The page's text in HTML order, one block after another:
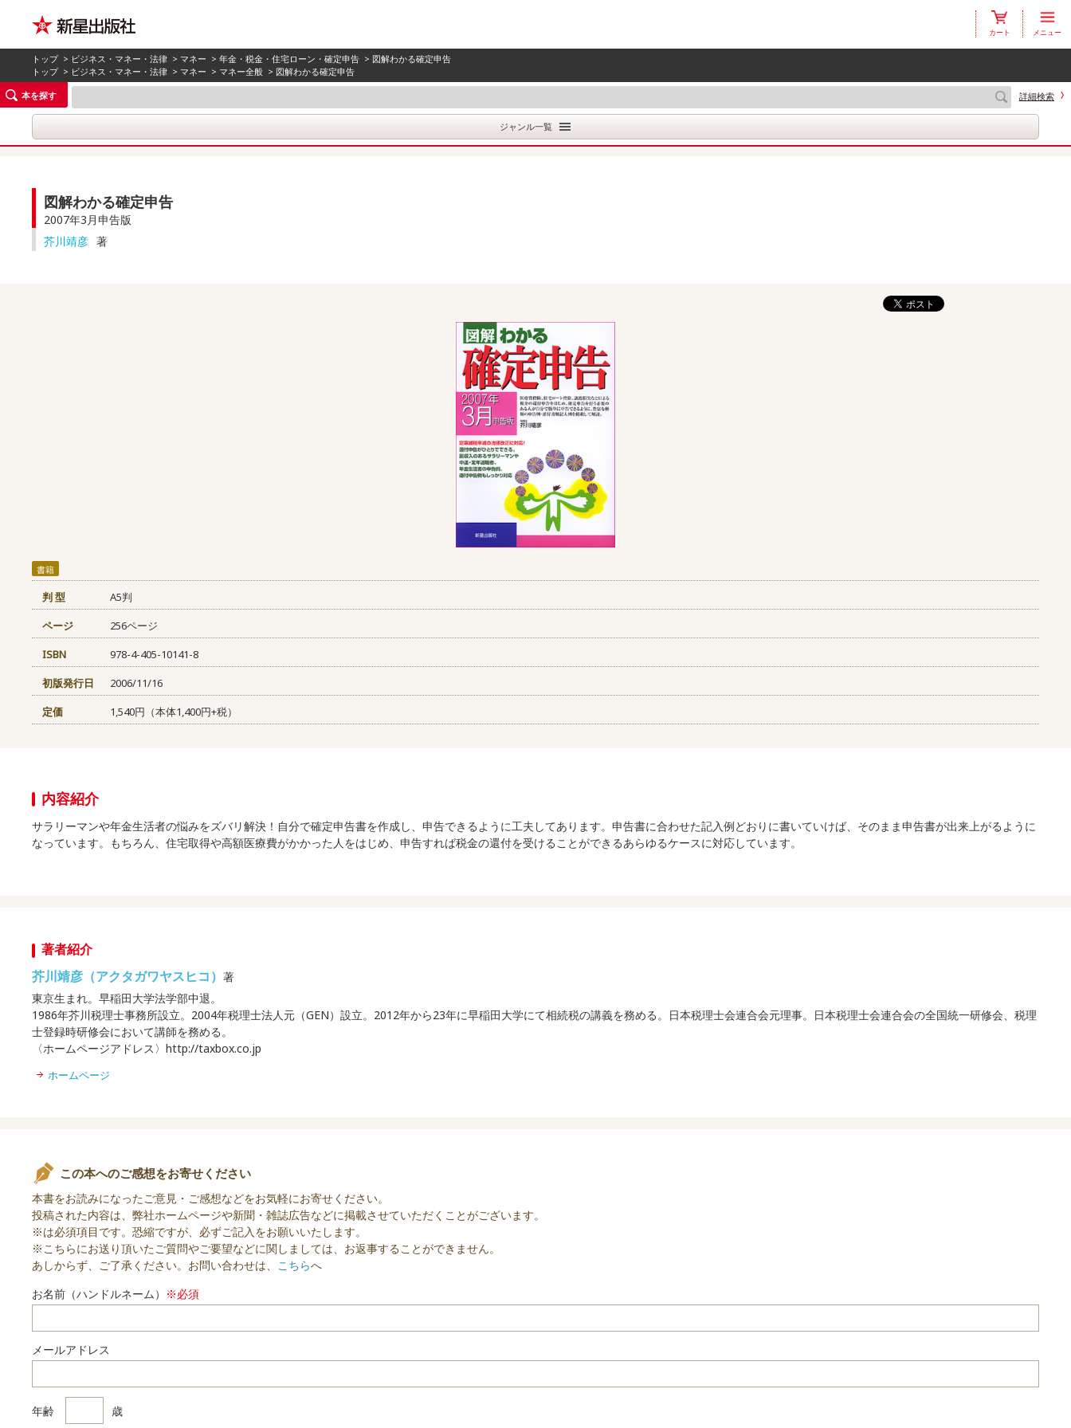
カート メニュー
トップ > ビジネス・マネー・法律 > マネー >年金・税金・住宅ローン・確定申告 > 図解わかる確定申告
トップ > ビジネス・マネー・法律 > マネー > マネー全般 > 図解わかる確定申告
本を探す
詳細検索
ジャンル一覧
図解わかる確定申告
2007年3月申告版
芥川靖彦 著
書籍
判 型
A5判
ページ
256ページ
ISBN
978-4-405-10141-8
初版発行日
2006/11/16
定価
1,540円（本体1,400円+税）
内容紹介
サラリーマンや年金生活者の悩みをズバリ解決！自分で確定申告書を作成し、申告できるように工夫してあります。申告書に合わせた記入例どおりに書いていけば、そのまま申告書が出来上がるように
なっています。もちろん、住宅取得や高額医療費がかかった人をはじめ、申告すれば税金の還付を受けることができるあらゆるケースに対応しています。
著者紹介
芥川靖彦（アクタガワヤスヒコ）著
東京生まれ。早稲田大学法学部中退。
1986年芥川税理士事務所設立。2004年税理士法人元（GEN）設立。2012年から23年に早稲田大学にて相続税の講義を務める。日本税理士会連合会元理事。日本税理士会連合会の全国統一研修会、税理
士登録時研修会において講師を務める。
〈ホームページアドレス〉http://taxbox.co.jp
ホームページ
この本へのご感想をお寄せください
本書をお読みになったご意見・ご感想などをお気軽にお寄せください。
投稿された内容は、弊社ホームページや新聞・雑誌広告などに掲載させていただくことがございます。
※は必須項目です。恐縮ですが、必ずご記入をお願いいたします。
※こちらにお送り頂いたご質問やご要望などに関しましては、お返事することができません。
あしからず、ご了承ください。お問い合わせは、 こちらへ
お名前（ハンドルネーム） ※必須
メールアドレス
年齢 歳